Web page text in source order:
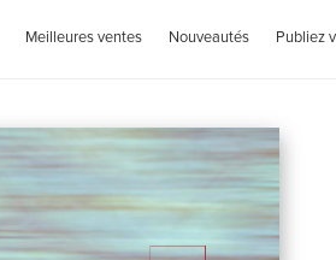
Meilleures ventes Nouveautés Publiez